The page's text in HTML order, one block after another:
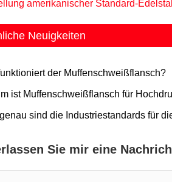
amerikanischer Standard-
Neuigkeiten
der Muffenschweißflansch?
ist Muffenschweißflansch für
unerlässlich?
sind die Industriestandards für
Sie mir eine